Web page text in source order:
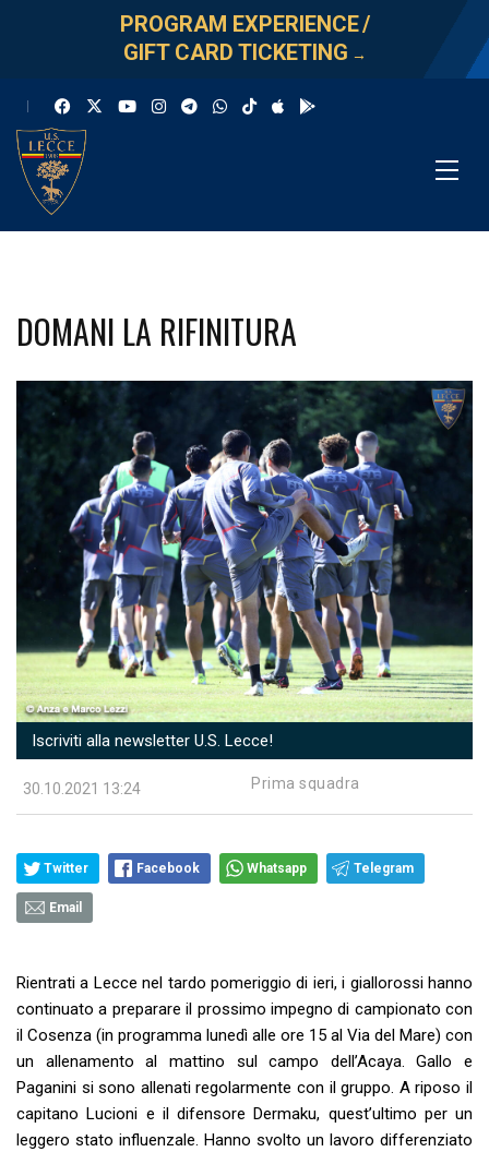
PROGRAM EXPERIENCE/
GIFT CARD TICKETING →
DOMANI LA RIFINITURA
Iscriviti alla newsletter U.S. Lecce!
30.10.2021 13:24 Prima squadra
Twitter Facebook Whatsapp Telegram
Email
Rientrati a Lecce nel tardo pomeriggio di ieri, i giallorossi hanno
continuato a preparare il prossimo impegno di campionato con
il Cosenza (in programma lunedì alle ore 15 al Via del Mare) con
un allenamento al mattino sul campo dell’Acaya. Gallo e
Paganini si sono allenati regolarmente con il gruppo. A riposo il
capitano Lucioni e il difensore Dermaku, quest’ultimo per un
leggero stato influenzale. Hanno svolto un lavoro differenziato